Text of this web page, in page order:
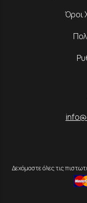
Όροι
Δεχόμαστε όλες τις